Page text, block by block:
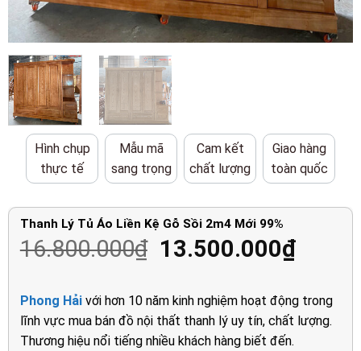
Hình chụp
thực tế
Mẫu mã
sang trọng
Cam kết
chất lượng
Giao hàng
toàn quốc
Thanh Lý Tủ Áo Liền Kệ Gỗ Sồi 2m4 Mới 99%
16.800.000₫ Giá
là:
16.800.000₫.
13.500.000₫Giá
tại
là:
Phong Hảivới hơn 10 năm kinh nghiệm hoạt động trong
lĩnh vực mua bán đồ nội thất thanh lý uy tín, chất lượng.
Thương hiệu nổi tiếng nhiều khách hàng biết đến.